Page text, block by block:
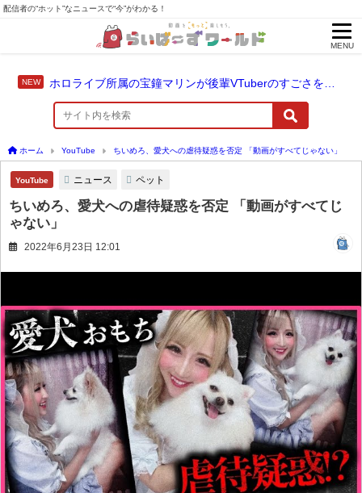
配信者の“ホット”なニュースで“今”がわかる！
MENU
ホーム YouTube ちいめろ、愛犬への虐待疑惑を否定 「動画がすべてじゃない」
YouTube ニュース ペット
ちいめろ、愛犬への虐待疑惑を否定 「動画がすべてじ
ゃない」
2022年6月23日 12:01